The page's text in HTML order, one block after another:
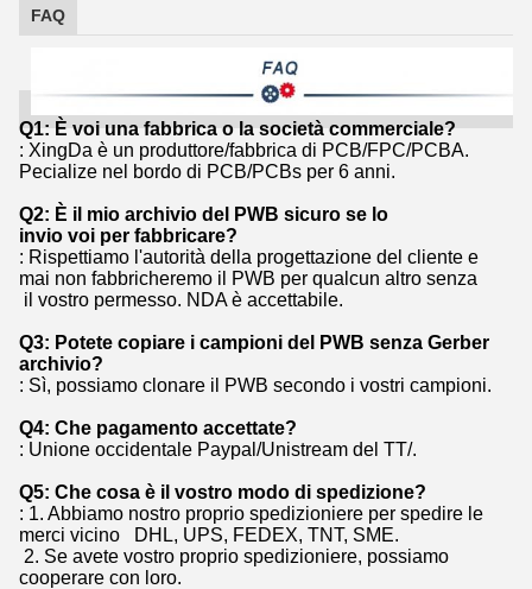
FAQ
Q1: È voi una fabbrica o la società commerciale?
: XingDa è un produttore/fabbrica di PCB/FPC/PCBA.
Pecialize nel bordo di PCB/PCBs per 6 anni.
Q2: È il mio archivio del PWB sicuro se lo
invio voi per fabbricare?
: Rispettiamo l'autorità della progettazione del cliente e
mai non fabbricheremo il PWB per qualcun altro senza
il vostro permesso. NDA è accettabile.
Q3: Potete copiare i campioni del PWB senza Gerber
archivio?
: Sì, possiamo clonare il PWB secondo i vostri campioni.
Q4: Che pagamento accettate?
: Unione occidentale Paypal/Unistream del TT/.
Q5: Che cosa è il vostro modo di spedizione?
: 1. Abbiamo nostro proprio spedizioniere per spedire le
merci vicino DHL, UPS, FEDEX, TNT, SME.
2. Se avete vostro proprio spedizioniere, possiamo
cooperare con loro.